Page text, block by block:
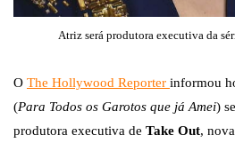
Atriz será produtora executiva da
O The Hollywood Reporter informou
(Para Todos os Garotos que já Amei)
produtora executiva de Take Out,